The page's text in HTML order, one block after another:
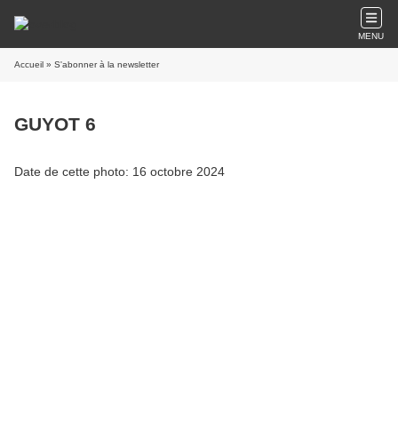
MENU
Accueil » S'abonner à la newsletter
GUYOT 6
Date de cette photo: 16 octobre 2024